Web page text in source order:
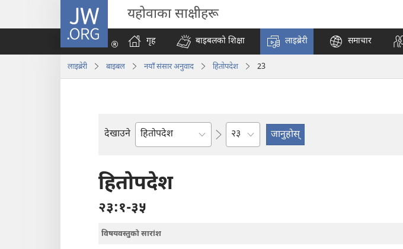
JW.ORG यहोवाका साक्षीहरू
गृह बाइबलको शिक्षा लाइब्रेरी समाचार
लाइब्रेरी बाइबल नयाँ संसार अनुवाद हितोपदेश 23
देखाउने
बाइबलको
अध्याय
हितोपदेश
२३:१-३५
विषयवस्तुको सारांश